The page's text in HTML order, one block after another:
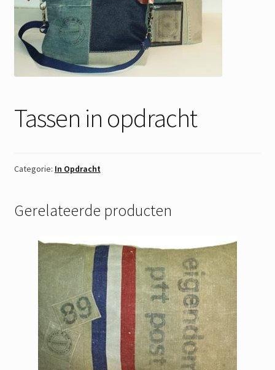
Tassen in opdracht
Categorie: In Opdracht
Gerelateerde producten